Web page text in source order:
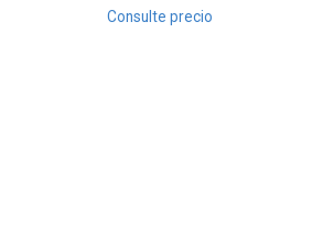
Consulte precio